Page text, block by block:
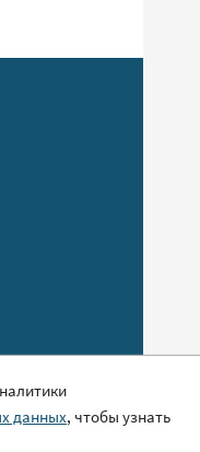
данных, чтобы узнать